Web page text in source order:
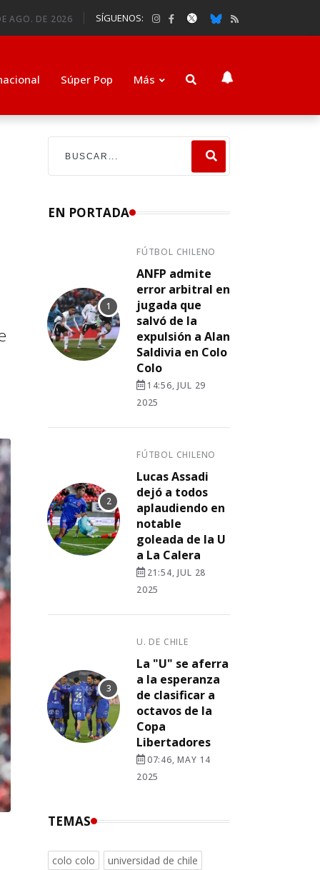
AGO. DE 2026 SÍGUENOS:
Súper Pop Más
EN PORTADA
FÚTBOL CHILENO
ANFP admite
error arbitral en
jugada que
salvó de la
expulsión a Alan
Saldivia en Colo
Colo
14:56, JUL 29
2025
FÚTBOL CHILENO
Lucas Assadi
dejó a todos
aplaudiendo en
notable
goleada de la U
a La Calera
21:54, JUL 28
2025
U. DE CHILE
La "U" se aferra
a la esperanza
de clasificar a
octavos de la
Copa
Libertadores
07:46, MAY 14
2025
TEMAS
colo colo
universidad de chile